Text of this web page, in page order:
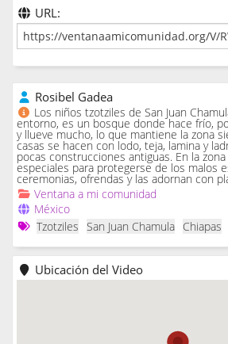
URL:
Rosibel Gadea
Los niños tzotziles de San Juan
entorno, es un bosque donde hace frío,
y llueve mucho, lo que mantiene la zona
casas se hacen con lodo, teja, lamina y
pocas construcciones antiguas. En la
especiales para protegerse de los malos
ceremonias, ofrendas y las adornan con
Ventana a mi comunidad
México
Tzotziles
San Juan Chamula Chiapas
Ubicación del Video